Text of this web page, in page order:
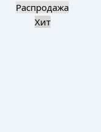
Распродажа
Хит